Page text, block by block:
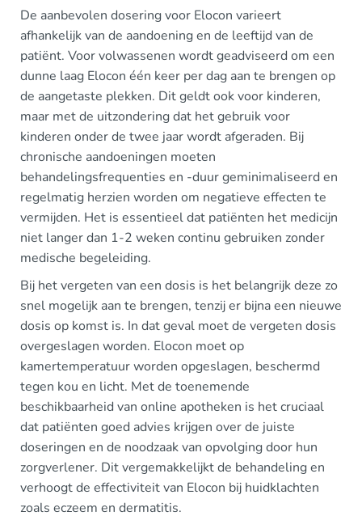
De aanbevolen dosering voor Elocon varieert
afhankelijk van de aandoening en de leeftijd van de
patiënt. Voor volwassenen wordt geadviseerd om een
dunne laag Elocon één keer per dag aan te brengen op
de aangetaste plekken. Dit geldt ook voor kinderen,
maar met de uitzondering dat het gebruik voor
kinderen onder de twee jaar wordt afgeraden. Bij
chronische aandoeningen moeten
behandelingsfrequenties en -duur geminimaliseerd en
regelmatig herzien worden om negatieve effecten te
vermijden. Het is essentieel dat patiënten het medicijn
niet langer dan 1-2 weken continu gebruiken zonder
medische begeleiding.
Bij het vergeten van een dosis is het belangrijk deze zo
snel mogelijk aan te brengen, tenzij er bijna een nieuwe
dosis op komst is. In dat geval moet de vergeten dosis
overgeslagen worden. Elocon moet op
kamertemperatuur worden opgeslagen, beschermd
tegen kou en licht. Met de toenemende
beschikbaarheid van online apotheken is het cruciaal
dat patiënten goed advies krijgen over de juiste
doseringen en de noodzaak van opvolging door hun
zorgverlener. Dit vergemakkelijkt de behandeling en
verhoogt de effectiviteit van Elocon bij huidklachten
zoals eczeem en dermatitis.